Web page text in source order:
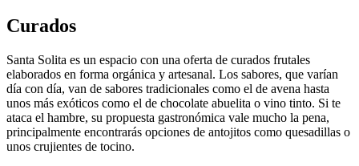
Curados
Santa Solita es un espacio con una oferta de curados frutales
elaborados en forma orgánica y artesanal. Los sabores, que varían
día con día, van de sabores tradicionales como el de avena hasta
unos más exóticos como el de chocolate abuelita o vino tinto. Si te
ataca el hambre, su propuesta gastronómica vale mucho la pena,
principalmente encontrarás opciones de antojitos como quesadillas o
unos crujientes de tocino.